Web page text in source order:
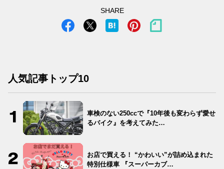
SHARE
人気記事トップ10
車検のない250ccで『10年後も変わらず愛せ
るバイク』を考えてみた…
お店で買える！ “かわいい”が詰め込まれた
特別仕様車 『スーパーカブ…